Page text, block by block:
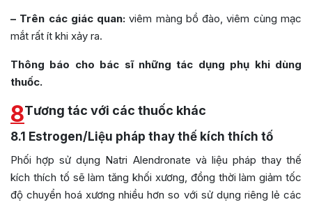
– Trên các giác quan:viêm màng bồ đào, viêm cùng mạc
mắt rất ít khi xảy ra.
Thông báo cho bác sĩ những tác dụng phụ khi dùng
thuốc.
8Tương tác với các thuốc khác
8.1 Estrogen/Liệu pháp thay thế kích thích tố
Phối hợp sử dụng Natri Alendronate và liệu pháp thay thế
kích thích tố sẽ làm tăng khối xương, đồng thời làm giảm tốc
độ chuyển hoá xương nhiều hơn so với sử dụng riêng lẻ các